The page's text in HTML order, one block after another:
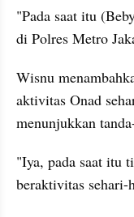
"Pada saat itu
di Polres Metro
Wisnu
aktivitas Onad
menunjukkan
"Iya, pada saat itu
beraktivitas sehari-